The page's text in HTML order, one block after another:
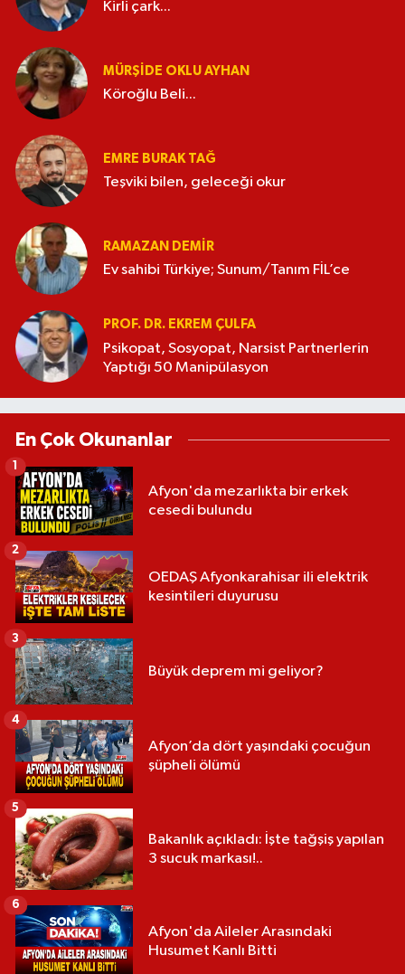
Kirli çark...
MÜRŞIDE OKLU AYHAN
Köroğlu Beli...
EMRE BURAK TAĞ
Teşviki bilen, geleceği okur
RAMAZAN DEMİR
Ev sahibi Türkiye; Sunum/Tanım FİL’ce
PROF. DR. EKREM ÇULFA
Psikopat, Sosyopat, Narsist Partnerlerin
Yaptığı 50 Manipülasyon
En Çok Okunanlar
Afyon'da mezarlıkta bir erkek
cesedi bulundu
1
OEDAŞ Afyonkarahisar ili elektrik
kesintileri duyurusu
2
Büyük deprem mi geliyor?
3
Afyon’da dört yaşındaki çocuğun
şüpheli ölümü
4
Bakanlık açıkladı: İşte tağşiş yapılan
3 sucuk markası!..
5
Afyon'da Aileler Arasındaki
Husumet Kanlı Bitti
6